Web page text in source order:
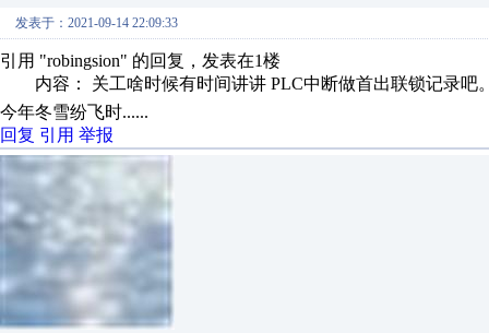
发表于：2021-09-14 22:09:33
引用 "robingsion" 的回复，发表在1楼
内容： 关工啥时候有时间讲讲 PLC中断做首出联锁记录吧
今年冬雪纷飞时......
回复 引用 举报